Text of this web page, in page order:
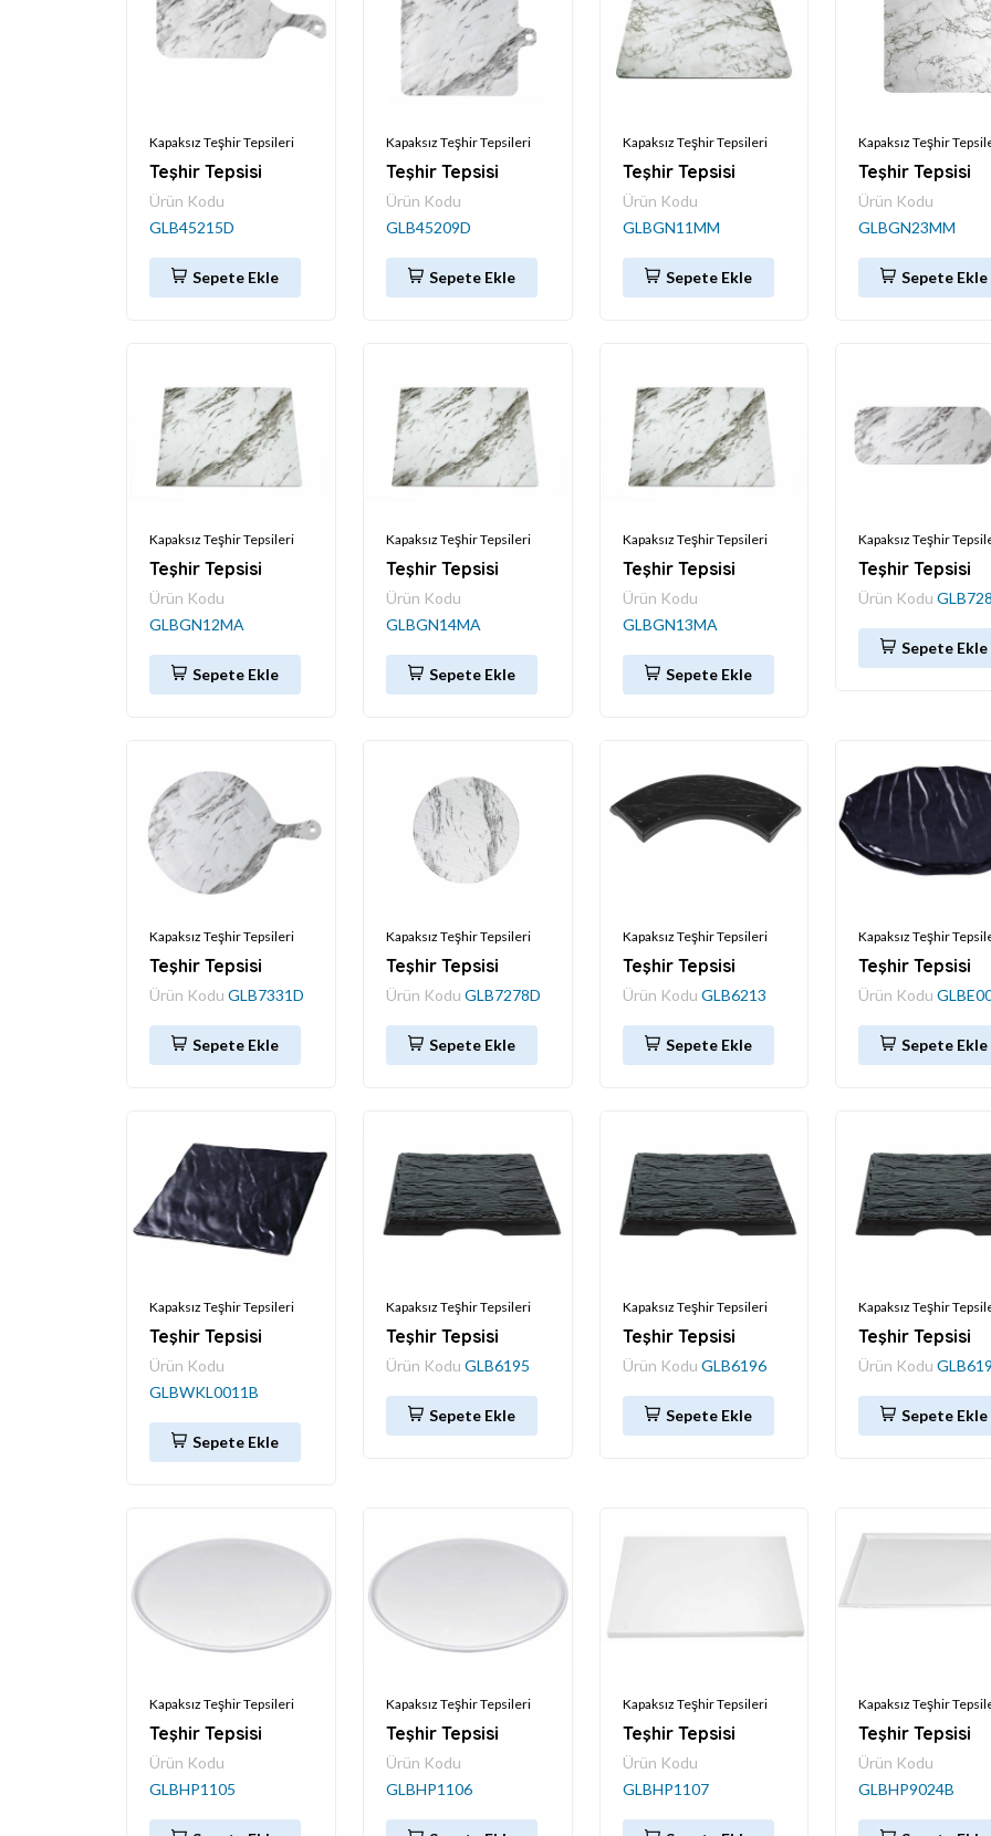
Kapaksız Teşhir Tepsileri
Teşhir Tepsisi
Ürün Kodu
GLB45215D
Sepete Ekle
Kapaksız Teşhir Tepsileri
Teşhir Tepsisi
Ürün Kodu
GLB45209D
Sepete Ekle
Kapaksız Teşhir Tepsileri
Teşhir Tepsisi
Ürün Kodu
GLBGN11MM
Sepete Ekle
Kapaksız Teşhir
Teşhir Tepsisi
Ürün Kodu
GLBGN23MM
Sepete Ekle
Kapaksız Teşhir Tepsileri
Teşhir Tepsisi
Ürün Kodu
GLBGN12MA
Sepete Ekle
Kapaksız Teşhir Tepsileri
Teşhir Tepsisi
Ürün Kodu
GLBGN14MA
Sepete Ekle
Kapaksız Teşhir Tepsileri
Teşhir Tepsisi
Ürün Kodu
GLBGN13MA
Sepete Ekle
Kapaksız Teşhir
Teşhir Tepsisi
Ürün Kodu
Sepete Ekle
Kapaksız Teşhir Tepsileri
Teşhir Tepsisi
Ürün Kodu GLB7331D
Sepete Ekle
Kapaksız Teşhir Tepsileri
Teşhir Tepsisi
Ürün Kodu GLB7278D
Sepete Ekle
Kapaksız Teşhir Tepsileri
Teşhir Tepsisi
Ürün Kodu GLB6213
Sepete Ekle
Kapaksız Teşhir
Teşhir Tepsisi
Ürün Kodu
Sepete Ekle
Kapaksız Teşhir Tepsileri
Teşhir Tepsisi
Ürün Kodu
GLBWKL0011B
Sepete Ekle
Kapaksız Teşhir Tepsileri
Teşhir Tepsisi
Ürün Kodu GLB6195
Sepete Ekle
Kapaksız Teşhir Tepsileri
Teşhir Tepsisi
Ürün Kodu GLB6196
Sepete Ekle
Kapaksız Teşhir
Teşhir Tepsisi
Ürün Kodu
Sepete Ekle
Kapaksız Teşhir Tepsileri
Teşhir Tepsisi
Ürün Kodu
GLBHP1105
Kapaksız Teşhir Tepsileri
Teşhir Tepsisi
Ürün Kodu
GLBHP1106
Kapaksız Teşhir Tepsileri
Teşhir Tepsisi
Ürün Kodu
GLBHP1107
Kapaksız Teşhir
Teşhir Tepsisi
Ürün Kodu
GLBHP9024B